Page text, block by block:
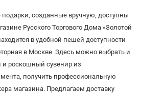
созданные вручную, доступны
Русского Торгового Дома «Золотой
в удобной пешей доступности
в Москве. Здесь можно выбрать и
и роскошный сувенир из
получить профессиональную
магазина. Предлагаем доставку